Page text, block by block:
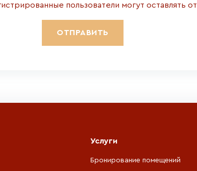
пользователи могут оставлять
Услуги
Бронирование помещений